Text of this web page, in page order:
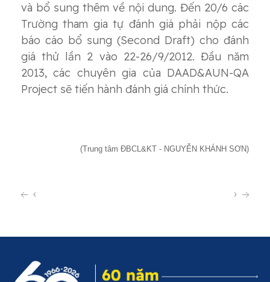
và bổ sung thêm về nội dung. Đến 20/6 các
Trường tham gia tự đánh giá phải nộp các
báo cáo bổ sung (Second Draft) cho đánh
giá thử lần 2 vào 22-26/9/2012. Đầu năm
2013, các chuyên gia của DAAD&AUN-QA
Project sẽ tiến hành đánh giá chính thức.
(Trung tâm ĐBCL&KT - NGUYỄN KHÁNH SƠN)
‹ ›